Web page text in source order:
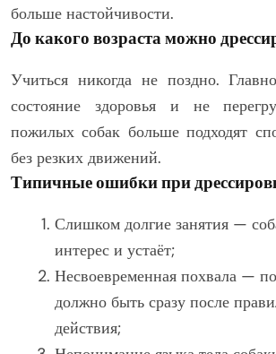
больше настойчивости.
До какого возраста можно
Учиться никогда не поздно.
состояние здоровья и не
пожилых собак больше подходят
без резких движений.
Типичные ошибки при
Слишком долгие занятия —
интерес и устаёт;
Несвоевременная похвала —
должно быть сразу после
действия;